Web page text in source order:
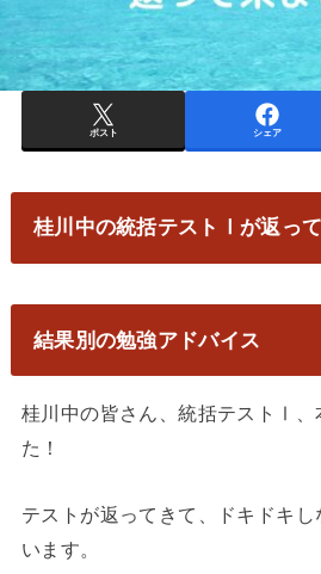
ポスト シェア
桂川中の統括テストⅠが返って
結果別の勉強アドバイス
桂川中の皆さん、統括テストⅠ、
た！
テストが返ってきて、ドキドキ
います。